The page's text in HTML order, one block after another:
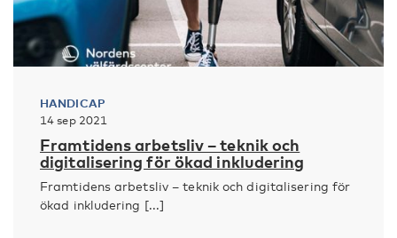
HANDICAP
14 sep 2021
Framtidens arbetsliv – teknik och
digitalisering för ökad inkludering
Framtidens arbetsliv – teknik och digitalisering för
ökad inkludering [...]